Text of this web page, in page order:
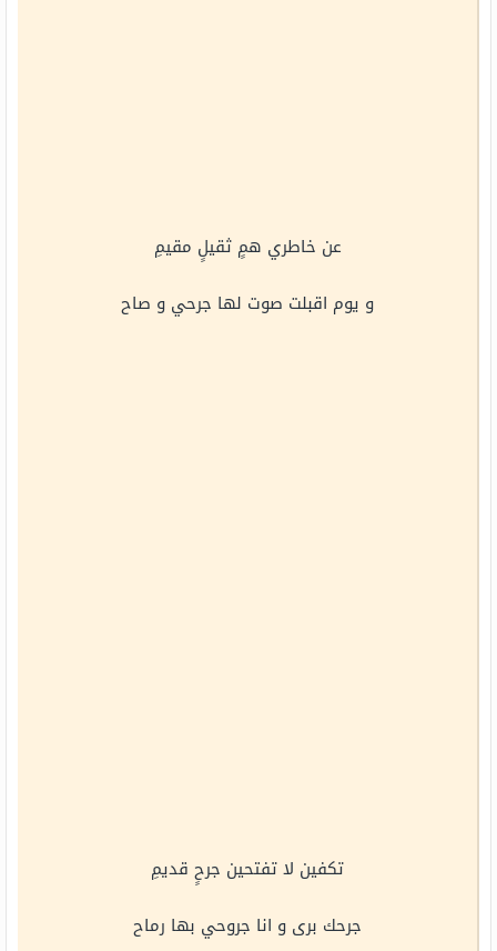
عن خاطري همٍ ثقيلٍ مقيمِ
و يوم اقبلت صوت لها جرحي و صاح
تكفين لا تفتحين جرحٍ قديمِ
جرحك برى و انا جروحي بها رماح